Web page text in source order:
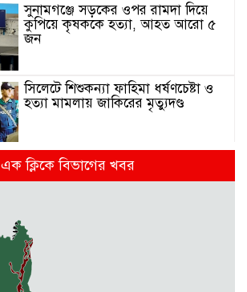
সুনামগঞ্জে সড়কের ওপর রামদা দিয়ে
কুপিয়ে কৃষককে হত্যা, আহত আরো ৫
জন
সিলেটে শিশুকন্যা ফাহিমা ধর্ষণচেষ্টা ও
হত্যা মামলায় জাকিরের মৃত্যুদণ্ড
রাজশাহীতে স্কুলের ৬ তলা থেকে লাফ
দিয়ে শিক্ষার্থীর মৃত্যু
দুর্গাপুরে ৪০ বোতল ভারতীয় মদসহ
আটক ২
এক ক্লিকে বিভাগের খবর